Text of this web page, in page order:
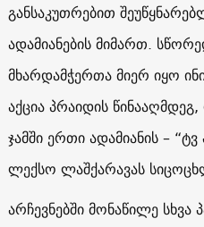
განსაკუთრებით
ადამიანების მიმართ.
მხარდამჭერთა მიერ იყო
აქცია პრაიდის
ჯამში ერთი ადამიანის –
ლექსო ლაშქარავას
არჩევნებში მონაწილე